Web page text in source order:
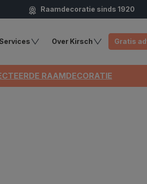
Raamdecoratie sinds 1920
Over Kirsch Gratis
RAAMDECORATIE